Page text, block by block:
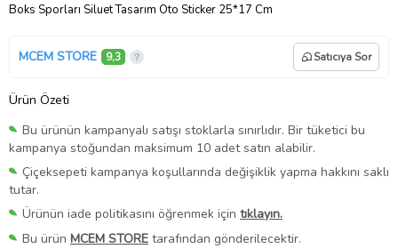
Boks Sporları Siluet Tasarım Oto Sticker 25*17 Cm
MCEM STORE 9,3 Satıcıya Sor
Ürün Özeti
Bu ürünün kampanyalı satışı stoklarla sınırlıdır. Bir tüketici bu
kampanya stoğundan maksimum 10 adet satın alabilir.
Çiçeksepeti kampanya koşullarında değişiklik yapma hakkını saklı
tutar.
Ürünün iade politikasını öğrenmek için tıklayın.
Bu ürün MCEM STORE tarafından gönderilecektir.